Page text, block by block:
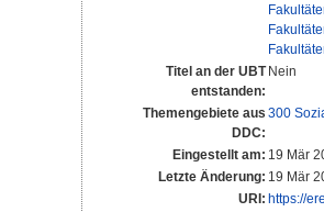
Titel an der UBT
entstanden:
Nein
Themengebiete aus
DDC:
300
Eingestellt am: 19 Mär
Letzte Änderung: 19 Mär
URI: https://